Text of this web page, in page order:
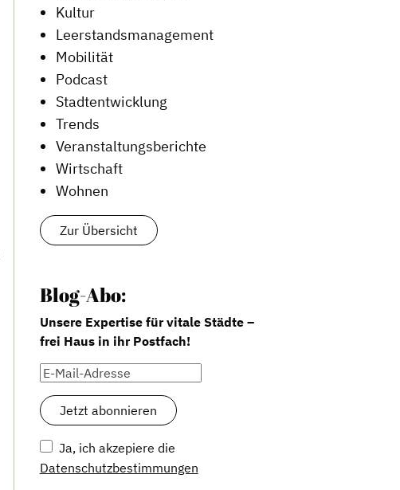
Kultur
Leerstandsmanagement
Mobilität
Podcast
Stadtentwicklung
Trends
Veranstaltungsberichte
Wirtschaft
Wohnen
Zur Übersicht
Blog-Abo:
Unsere Expertise für vitale Städte –
frei Haus in ihr Postfach!
Ja, ich akzepiere die
Datenschutzbestimmungen